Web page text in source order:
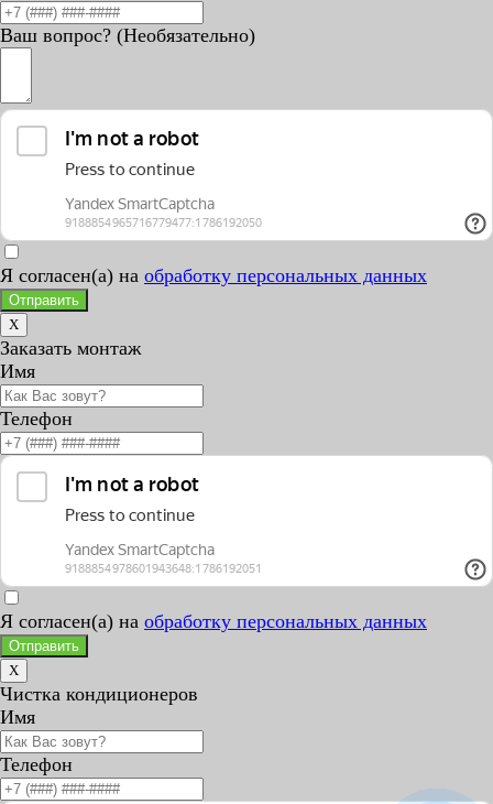
Ваш вопрос? (Необязательно)
Я согласен(а) на обработку персональных данных
Отправить
X
Заказать монтаж
Имя
Телефон
Я согласен(а) на обработку персональных данных
Отправить
X
Чистка кондиционеров
Имя
Телефон